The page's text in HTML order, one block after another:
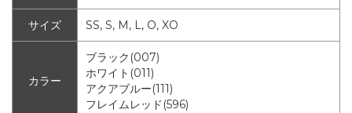
サイズ SS, S, M, L, O, XO
カラー
ブラック(007)
ホワイト(011)
アクアブルー(111)
フレイムレッド(596)